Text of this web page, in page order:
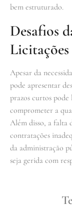
bem estruturado.
Desafios
Licitações
Apesar da
pode apresentar
prazos curtos pode
comprometer a
Além disso, a falta
contratações
da administração
seja gerida com